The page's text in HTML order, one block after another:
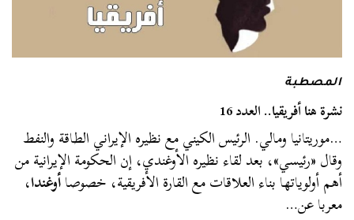
المصطبة
نشرة هنا أفريقيا.. العدد 16
…موريتانيا ومالي. الرئيس الكيني مع نظيره الإيراني الطاقة والنفط
وقال «رئيسي»، بعد لقاء نظيره الأوغندي، إن الحكومة الإيرانية من
أهم أولوياتها بناء العلاقات مع القارة الأفريقية، خصوصاأوغندا،
معربا عن…